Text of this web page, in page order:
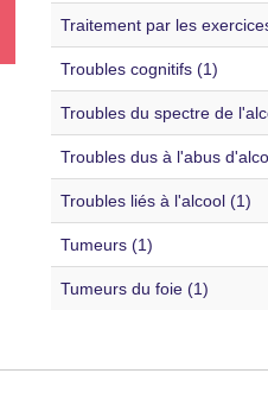
Traitement par les
Troubles cognitifs (1)
Troubles du spectre de
Troubles dus à l'abus
Troubles liés à l'alcool (1)
Tumeurs (1)
Tumeurs du foie (1)